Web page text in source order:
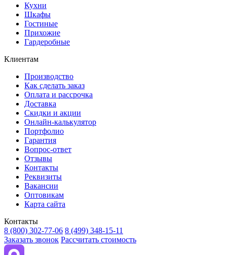
Кухни
Шкафы
Гостиные
Прихожие
Гардеробные
Клиентам
Производство
Как сделать заказ
Оплата и рассрочка
Доставка
Скидки и акции
Онлайн-калькулятор
Портфолио
Гарантия
Вопрос-ответ
Отзывы
Контакты
Реквизиты
Вакансии
Оптовикам
Карта сайта
Контакты
8 (800) 302-77-06 8 (499) 348-15-11
Заказать звонок Рассчитать стоимость